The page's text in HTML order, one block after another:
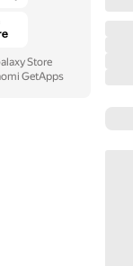
Store
GetApps